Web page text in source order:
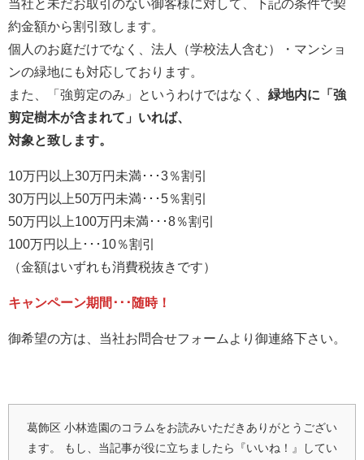
当社と未だお取引のない御客様に対して、下記の条件で契
約金額から割引致します。
個人のお庭だけでなく、法人（学校法人含む）・マンショ
ンの緑地にも対応しております。
また、「強剪定のみ」というわけではなく、 緑地内に「強
剪定樹木が含まれて」いれば、
対象と致します。
10万円以上30万円未満･･･3％割引
30万円以上50万円未満･･･5％割引
50万円以上100万円未満･･･8％割引
100万円以上･･･10％割引
（金額はいずれも消費税抜きです）
キャンペーン期間･･･随時！
御希望の方は、当社お問合せフォームより御連絡下さい。
葛飾区 小林造園のコラムをお読みいただきありがとうござい
ます。
もし、当記事が役に立ちましたら『いいね！』してい